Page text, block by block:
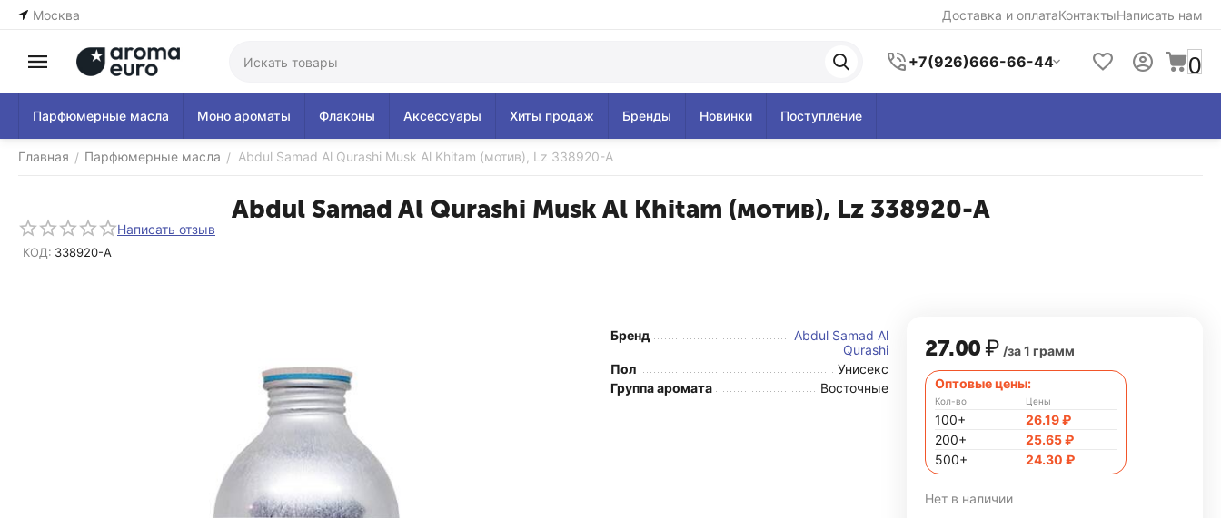
Москва Доставка и оплатаКонтактыНаписать нам
+7(926)666-66-44 0
Парфюмерные масла Моно ароматы Флаконы Аксессуары Хиты продаж Бренды Новинки Поступление
Главная / Парфюмерные масла / Abdul Samad Al Qurashi Musk Al Khitam (мотив), Lz 338920-A
Abdul Samad Al Qurashi Musk Al Khitam (мотив), Lz 338920-A
Написать отзыв
КОД: 338920-A
Бренд
Abdul Samad Al
Qurashi
Пол
Унисекс
Группа аромата
Восточные
27.00₽ /за 1 грамм
Оптовые цены:
Кол-во
100+
200+
500+
Цены
26.19₽
25.65₽
24.30 ₽
Нет в наличии